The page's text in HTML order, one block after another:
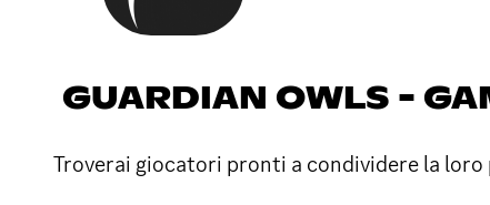
GUARDIAN OWLS -
Troverai giocatori pronti a condividere la loro